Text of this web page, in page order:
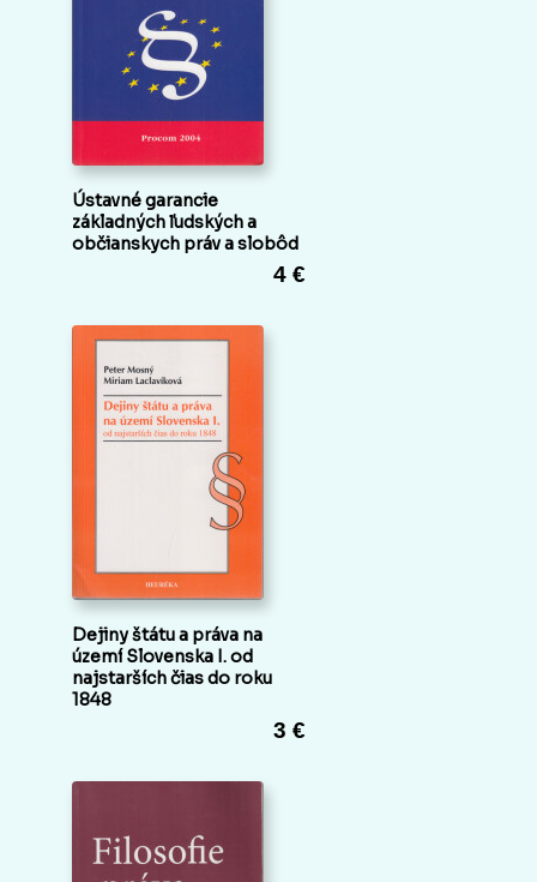
Ústavné garancie
základných ľudských a
občianskych práv a slobôd
4 €
Dejiny štátu a práva na
území Slovenska I. od
najstarších čias do roku
1848
3 €